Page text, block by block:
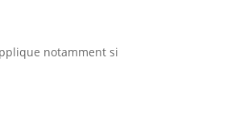
notamment si